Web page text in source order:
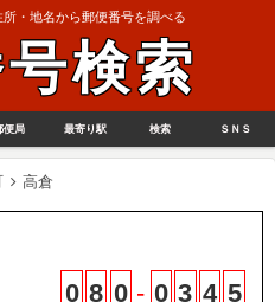
・地名から郵便番号を調べる
検索
便局 最寄り駅 検索 ＳＮＳ
高倉
0 8 0 - 0 3 4 5